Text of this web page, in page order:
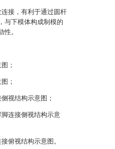
接，有利于通过圆杆
与下模体构成制模的
。
；
；
视结构示意图；
连接侧视结构示意
俯视结构示意图。